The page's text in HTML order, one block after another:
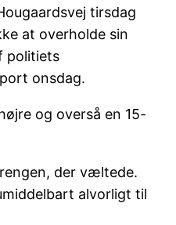
tirsdag
at overholde sin
politiets
onsdag.
og overså en 15-
der væltede.
alvorligt til